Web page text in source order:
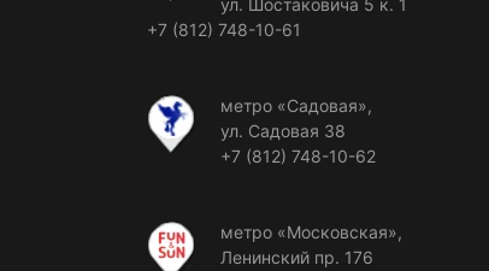
ул. Шостаковича 5 к. 1
+7 (812) 748-10-61
метро «Садовая»,
ул. Садовая 38
+7 (812) 748-10-62
метро «Московская»,
Ленинский пр. 176